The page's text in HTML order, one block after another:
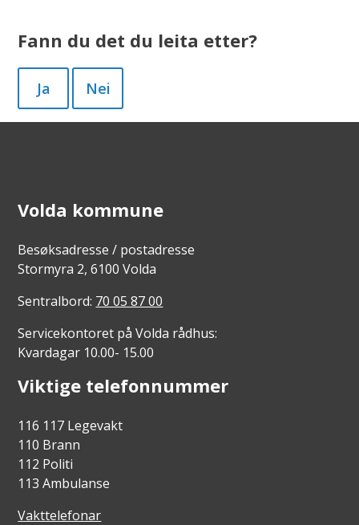
Fann du det du leita etter?
Ja Nei
Volda kommune
Besøksadresse / postadresse
Stormyra 2, 6100 Volda
Sentralbord: 70 05 87 00
Servicekontoret på Volda rådhus:
Kvardagar 10.00- 15.00
Viktige telefonnummer
116 117 Legevakt
110 Brann
112 Politi
113 Ambulanse
Vakttelefonar